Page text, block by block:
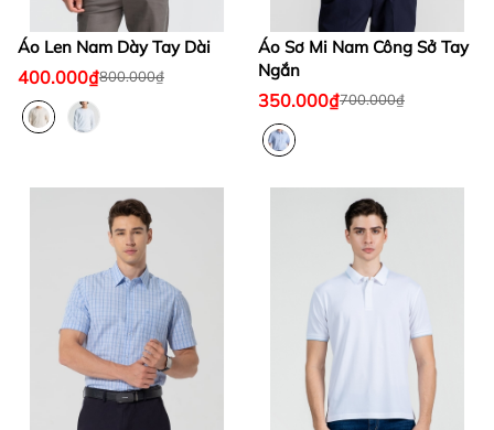
Áo Len Nam Dày Tay Dài
400.000₫800.000₫
Áo Sơ Mi Nam Công Sở Tay
Ngắn
350.000₫700.000₫